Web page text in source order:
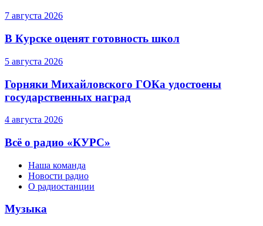
7 августа 2026
В Курске оценят готовность школ
5 августа 2026
Горняки Михайловского ГОКа удостоены
государственных наград
4 августа 2026
Всё о радио «КУРС»
Наша команда
Новости радио
О радиостанции
Музыка